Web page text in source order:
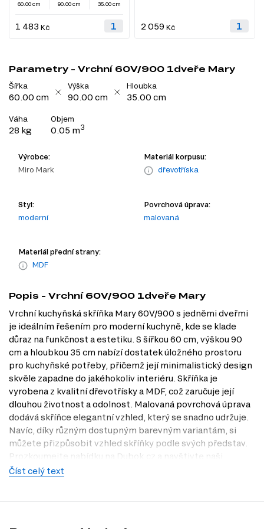
60.00 cm 90.00 cm 35.00 cm
1 483 Kč 2 059 Kč
Parametry - Vrchní 60V/900 1dveře Mary
Šířka
60.00 cm
Výška
90.00 cm
Hloubka
35.00 cm
Váha
28 kg
Objem
0.05 m3
Výrobce:
Miro Mark
Materiál korpusu:
dřevotříska
Styl:
moderní
Povrchová úprava:
malovaná
Materiál přední strany:
MDF
Popis - Vrchní 60V/900 1dveře Mary
Vrchní kuchyňská skříňka Mary 60V/900 s jedněmi dveřmi
je ideálním řešením pro moderní kuchyně, kde se klade
důraz na funkčnost a estetiku. S šířkou 60 cm, výškou 90
cm a hloubkou 35 cm nabízí dostatek úložného prostoru
pro kuchyňské potřeby, přičemž její minimalistický design
skvěle zapadne do jakéhokoliv interiéru. Skříňka je
vyrobena z kvalitní dřevotřísky a MDF, což zaručuje její
dlouhou životnost a odolnost. Malovaná povrchová úprava
dodává skříňce elegantní vzhled, který se snadno udržuje.
Navíc, díky různým dostupným barevným variantám, si
můžete přizpůsobit vzhled skříňky podle svých představ.
Prozkoumejte nabídku na Dubok.cz a navštivte naši
prodejnu v Praze, kde si můžete skříňku prohlédnout na
Číst celý text